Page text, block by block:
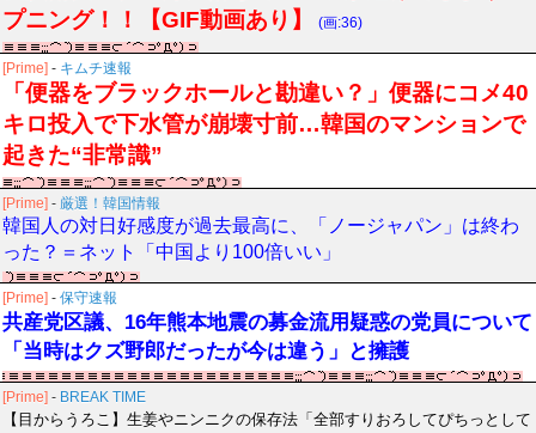
プニング！！【GIF動画あり】
(画:36)
[Prime] - キムチ速報
「便器をブラックホールと勘違い？」便器にコメ40
キロ投入で下水管が崩壊寸前…韓国のマンションで
起きた“非常識”
[Prime] - 厳選！韓国情報
韓国人の対日好感度が過去最高に、「ノージャパン」は終わ
った？＝ネット「中国より100倍いい」
[Prime] - 保守速報
共産党区議、16年熊本地震の募金流用疑惑の党員について
「当時はクズ野郎だったが今は違う」と擁護
[Prime] - BREAK TIME
【目からうろこ】生姜やニンニクの保存法「全部すりおろしてぴちっとして